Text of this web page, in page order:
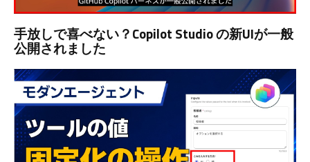
手放しで喜べない？Copilot Studio の新UIが一般
公開されました